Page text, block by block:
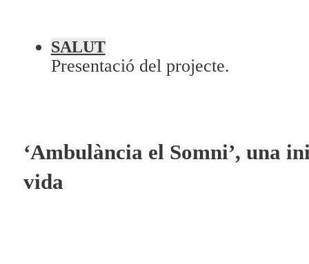
Programació
Qui som?
Presentació del projecte.
SALUT
‘Ambulància el Somni’, una
vida